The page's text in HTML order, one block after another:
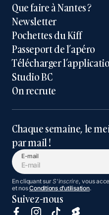
Que faire à Nantes ?
Newsletter
Pochettes du Kiff
Passeport de l’apéro
Télécharger
Studio BC
On recrute
Chaque semaine, le
par mail !
E-mail
En cliquant surS'inscrire, vous
et nosConditions d’utilisation.
Suivez-nous